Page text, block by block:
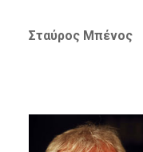
Σταύρος Μπένος